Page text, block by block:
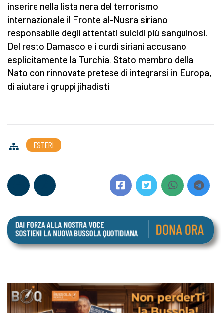
inserire nella lista nera del terrorismo
internazionale il Fronte al-Nusra siriano
responsabile degli attentati suicidi più sanguinosi.
Del resto Damasco e i curdi siriani accusano
esplicitamente la Turchia, Stato membro della
Nato con rinnovate pretese di integrarsi in Europa,
di aiutare i gruppi jihadisti.
ESTERI